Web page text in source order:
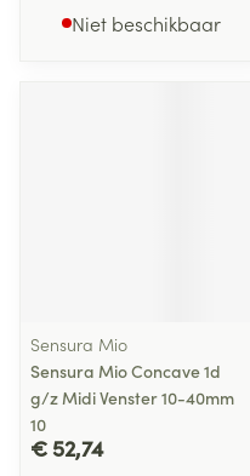
Niet beschikbaar
Sensura Mio
Sensura Mio Concave 1d
g/z Midi Venster 10-40mm
10
€ 52,74